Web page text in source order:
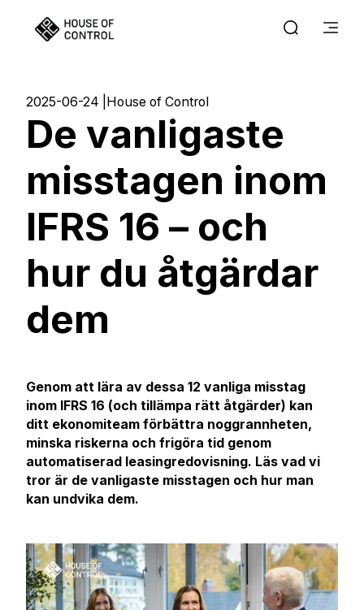
2025-06-24 House of Control
De vanligaste
misstagen inom
IFRS 16 – och
hur du åtgärdar
dem
Genom att lära av dessa 12 vanliga misstag
inom IFRS 16 (och tillämpa rätt åtgärder) kan
ditt ekonomiteam förbättra noggrannheten,
minska riskerna och frigöra tid genom
automatiserad leasingredovisning. Läs vad vi
tror är de vanligaste misstagen och hur man
kan undvika dem.